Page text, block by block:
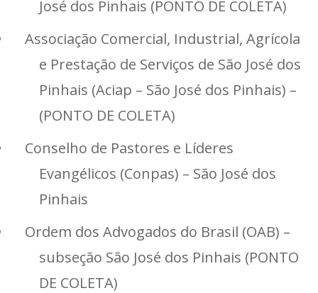
José dos Pinhais (PONTO DE COLETA)
Associação Comercial, Industrial, Agrícola
e Prestação de Serviços de São José dos
Pinhais (Aciap – São José dos Pinhais) –
(PONTO DE COLETA)
Conselho de Pastores e Líderes
Evangélicos (Conpas) – São José dos
Pinhais
Ordem dos Advogados do Brasil (OAB) –
subseção São José dos Pinhais (PONTO
DE COLETA)